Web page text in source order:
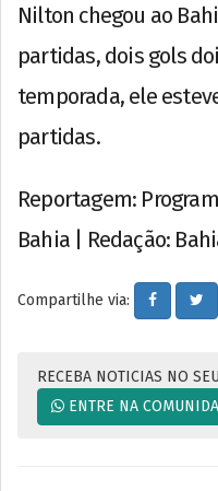
Nilton chegou ao
partidas, dois gols
temporada, ele
partidas.
Reportagem:
Bahia | Redação:
Compartilhe via:
RECEBA NOTICIAS NO
ENTRE NA